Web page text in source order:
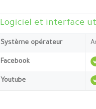
Logiciel et interface
Système opérateur
Facebook
Youtube